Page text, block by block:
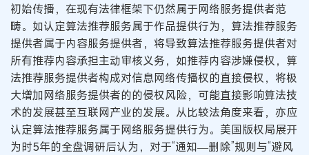
初始传播，在现有法律框架下仍然属于网络服务提供者范
畴。如认定算法推荐服务属于作品提供行为，算法推荐服务
提供者属于内容服务提供者，将导致算法推荐服务提供者对
所有推荐内容承担主动审核义务，如推荐内容涉嫌侵权，算
法推荐服务提供者构成对信息网络传播权的直接侵权，将极
大增加网络服务提供者的的侵权风险，可能直接影响算法技
术的发展甚至互联网产业的发展。从比较法角度来看，亦应
认定算法推荐服务属于网络服务提供行为。美国版权局展开
为时5年的全盘调研后认为，对于“通知—删除”规则与“避风